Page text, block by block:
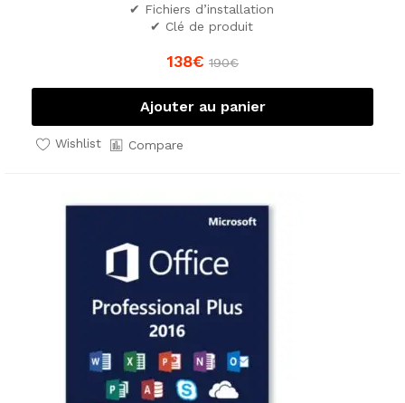
✔ Fichiers d’installation
✔ Clé de produit
138€ 190€
Ajouter au panier
Wishlist Compare